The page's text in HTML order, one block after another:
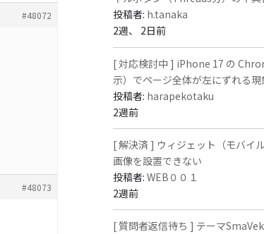
#48072
#48073
投稿者: h.tanaka
2週、 2日前
[ 対応検討中 ] iPhone 17 の
示）でページ全体が左にずれる現
投稿者: harapekotaku
2週前
[ 解決済 ] ウィジェット（モバイ
画像を設置できない
投稿者:WEB００１
2週前
[ 質問者返信待ち ] テーマ